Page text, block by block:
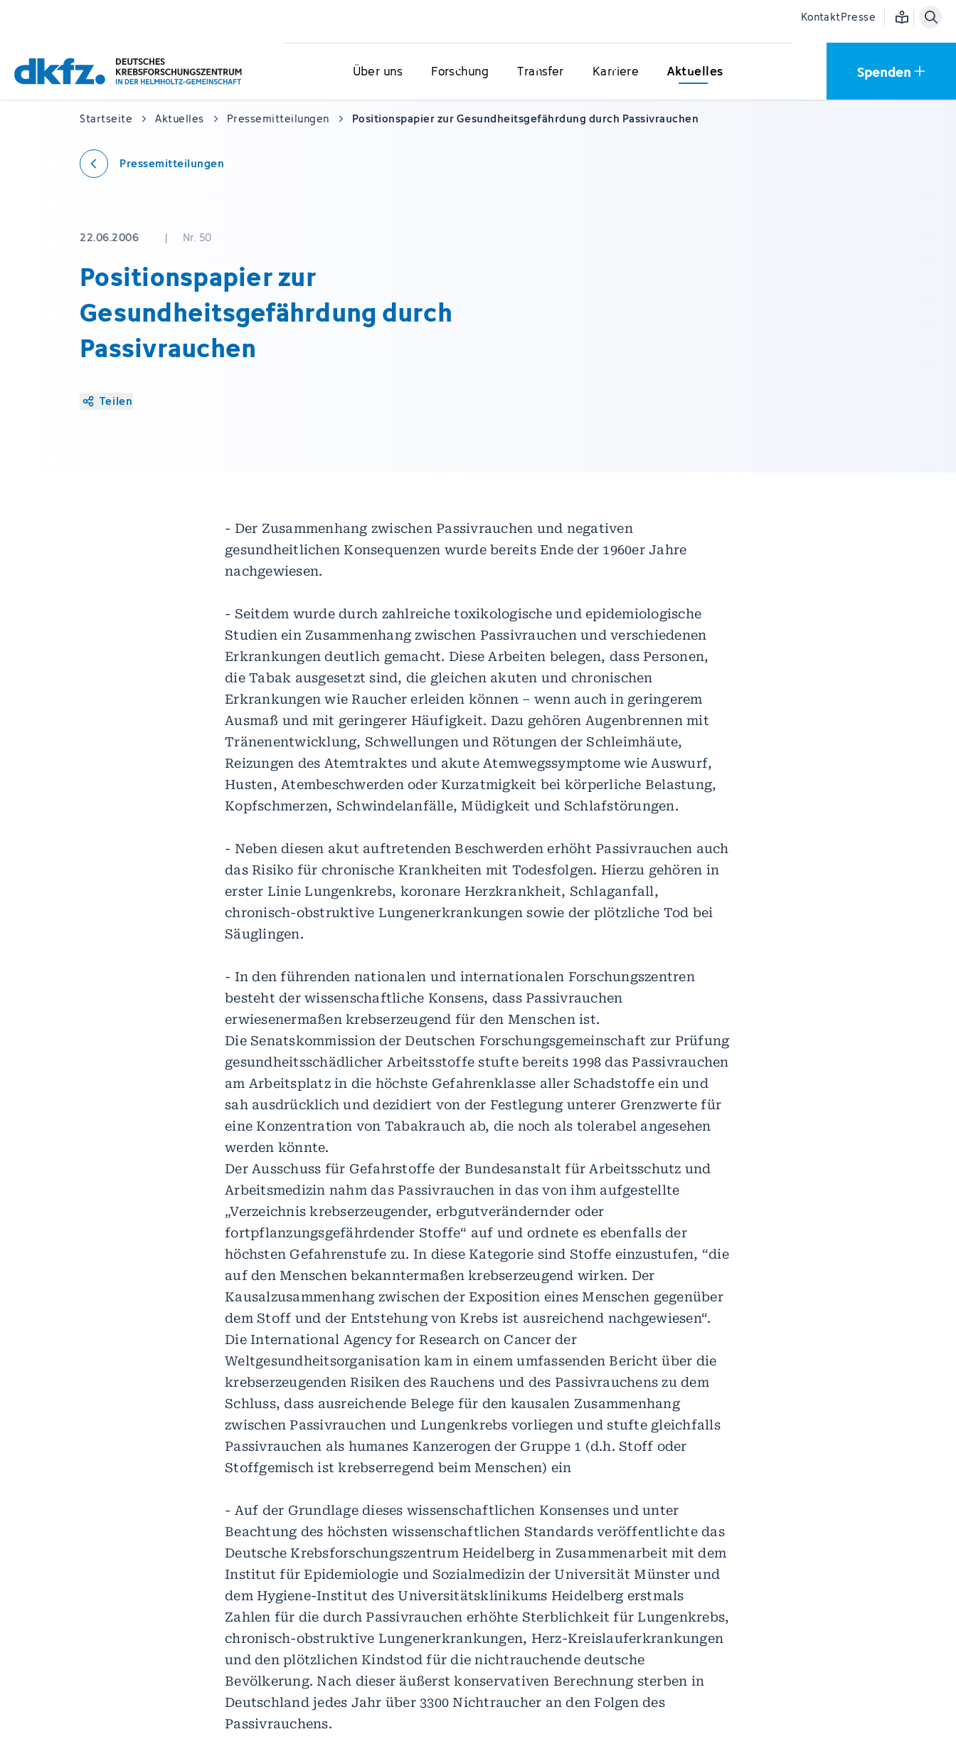
KontaktPresse Einfache
Über uns Forschung Transfer Karriere Aktuelles Spenden
Startseite Aktuelles Pressemitteilungen Positionspapier zur Gesundheitsgefährdung durch Passivrauchen
Pressemitteilungen
22.06.2006 | Nr. 50
Positionspapier zur
Gesundheitsgefährdung durch
Passivrauchen
Teilen
- Der Zusammenhang zwischen Passivrauchen und negativen
gesundheitlichen Konsequenzen wurde bereits Ende der 1960er Jahre
nachgewiesen.
- Seitdem wurde durch zahlreiche toxikologische und epidemiologische
Studien ein Zusammenhang zwischen Passivrauchen und verschiedenen
Erkrankungen deutlich gemacht. Diese Arbeiten belegen, dass Personen,
die Tabak ausgesetzt sind, die gleichen akuten und chronischen
Erkrankungen wie Raucher erleiden können – wenn auch in geringerem
Ausmaß und mit geringerer Häufigkeit. Dazu gehören Augenbrennen mit
Tränenentwicklung, Schwellungen und Rötungen der Schleimhäute,
Reizungen des Atemtraktes und akute Atemwegssymptome wie Auswurf,
Husten, Atembeschwerden oder Kurzatmigkeit bei körperliche Belastung,
Kopfschmerzen, Schwindelanfälle, Müdigkeit und Schlafstörungen.
- Neben diesen akut auftretenden Beschwerden erhöht Passivrauchen auch
das Risiko für chronische Krankheiten mit Todesfolgen. Hierzu gehören in
erster Linie Lungenkrebs, koronare Herzkrankheit, Schlaganfall,
chronisch-obstruktive Lungenerkrankungen sowie der plötzliche Tod bei
Säuglingen.
- In den führenden nationalen und internationalen Forschungszentren
besteht der wissenschaftliche Konsens, dass Passivrauchen
erwiesenermaßen krebserzeugend für den Menschen ist.
Die Senatskommission der Deutschen Forschungsgemeinschaft zur Prüfung
gesundheitsschädlicher Arbeitsstoffe stufte bereits 1998 das Passivrauchen
am Arbeitsplatz in die höchste Gefahrenklasse aller Schadstoffe ein und
sah ausdrücklich und dezidiert von der Festlegung unterer Grenzwerte für
eine Konzentration von Tabakrauch ab, die noch als tolerabel angesehen
werden könnte.
Der Ausschuss für Gefahrstoffe der Bundesanstalt für Arbeitsschutz und
Arbeitsmedizin nahm das Passivrauchen in das von ihm aufgestellte
„Verzeichnis krebserzeugender, erbgutverändernder oder
fortpflanzungsgefährdender Stoffe“ auf und ordnete es ebenfalls der
höchsten Gefahrenstufe zu. In diese Kategorie sind Stoffe einzustufen, “die
auf den Menschen bekanntermaßen krebserzeugend wirken. Der
Kausalzusammenhang zwischen der Exposition eines Menschen gegenüber
dem Stoff und der Entstehung von Krebs ist ausreichend nachgewiesen“.
Die International Agency for Research on Cancer der
Weltgesundheitsorganisation kam in einem umfassenden Bericht über die
krebserzeugenden Risiken des Rauchens und des Passivrauchens zu dem
Schluss, dass ausreichende Belege für den kausalen Zusammenhang
zwischen Passivrauchen und Lungenkrebs vorliegen und stufte gleichfalls
Passivrauchen als humanes Kanzerogen der Gruppe 1 (d.h. Stoff oder
Stoffgemisch ist krebserregend beim Menschen) ein
- Auf der Grundlage dieses wissenschaftlichen Konsenses und unter
Beachtung des höchsten wissenschaftlichen Standards veröffentlichte das
Deutsche Krebsforschungszentrum Heidelberg in Zusammenarbeit mit dem
Institut für Epidemiologie und Sozialmedizin der Universität Münster und
dem Hygiene-Institut des Universitätsklinikums Heidelberg erstmals
Zahlen für die durch Passivrauchen erhöhte Sterblichkeit für Lungenkrebs,
chronisch-obstruktive Lungenerkrankungen, Herz-Kreislauferkrankungen
und den plötzlichen Kindstod für die nichtrauchende deutsche
Bevölkerung. Nach dieser äußerst konservativen Berechnung sterben in
Deutschland jedes Jahr über 3300 Nichtraucher an den Folgen des
Passivrauchens.